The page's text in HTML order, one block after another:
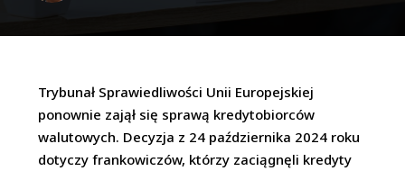
Trybunał Sprawiedliwości Unii Europejskiej
ponownie zajął się sprawą kredytobiorców
walutowych. Decyzja z 24 października 2024 roku
dotyczy frankowiczów, którzy zaciągnęli kredyty